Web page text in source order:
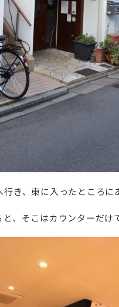
き、東に入ったところに
、そこはカウンターだけ